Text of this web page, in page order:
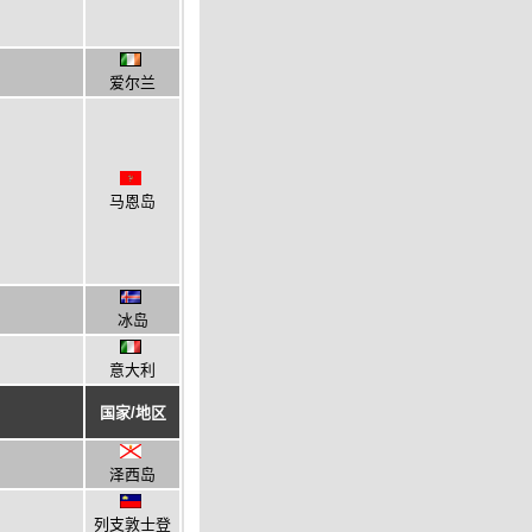
爱尔兰
马恩岛
冰岛
意大利
国家/地区
泽西岛
列支敦士登